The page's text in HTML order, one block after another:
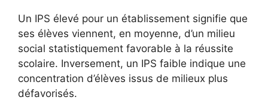
Un IPS élevé pour un établissement signifie que
ses élèves viennent, en moyenne, d’un milieu
social statistiquement favorable à la réussite
scolaire. Inversement, un IPS faible indique une
concentration d’élèves issus de milieux plus
défavorisés.